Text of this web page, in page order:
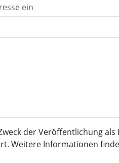
der Veröffentlichung als
Weitere Informationen